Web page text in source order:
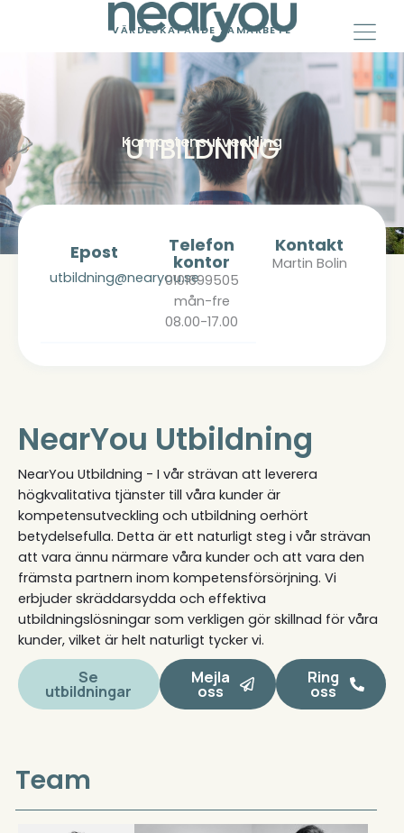
VÄRDESKAPANDE SAMARBETE
UTBILDNING
Kompetensutveckling
Epost
utbildning@nearyou.se
Telefon
kontor
0101699505
mån-fre
08.00-17.00
Kontakt
Martin Bolin
NearYou Utbildning
NearYou Utbildning - I vår strävan att leverera
högkvalitativa tjänster till våra kunder är
kompetensutveckling och utbildning oerhört
betydelsefulla. Detta är ett naturligt steg i vår strävan
att vara ännu närmare våra kunder och att vara den
främsta partnern inom kompetensförsörjning. Vi
erbjuder skräddarsydda och effektiva
utbildningslösningar som verkligen gör skillnad för våra
kunder, vilket är helt naturligt tycker vi.
Se
utbildningar
Mejla
oss
Ring
oss
Team